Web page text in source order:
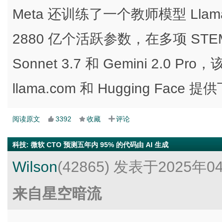
Meta 还训练了一个教师模型
2880 亿个活跃参数，在多项
Sonnet 3.7 和 Gemini 2.0 Pro，
llama.com 和 Hugging Face 提供
阅读原文 3392 收藏 评论
科技: 微软 CTO 预测五年内 95% 的代码由 AI 生成
Wilson(42865) 发表于2025年
来自星空暗流